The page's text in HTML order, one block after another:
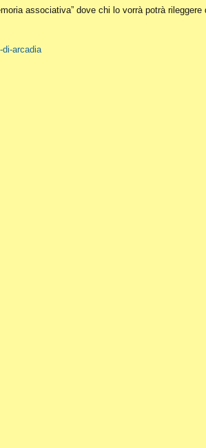
associativa” dove chi lo vorrà potrà
arcadia